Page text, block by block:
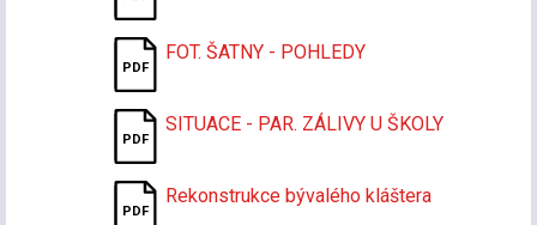
FOT. ŠATNY - POHLEDY
SITUACE - PAR. ZÁLIVY U ŠKOLY
Rekonstrukce bývalého kláštera